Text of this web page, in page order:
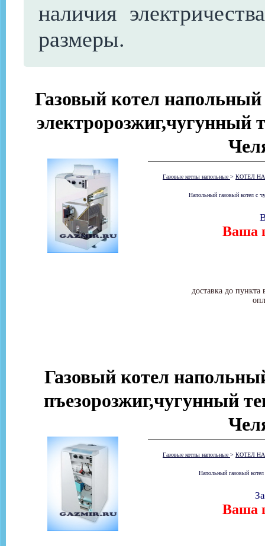
наличия
размеры.
Газовый котел
электророзжиг,чугунный
Газовые котлы напольные > КОТЕЛ
Напольный газовый котел с
Ваша
доставка до
Газовый котел
пъезорозжиг,чугунный
Газовые котлы напольные > КОТЕЛ
Напольный газовый
Ваша